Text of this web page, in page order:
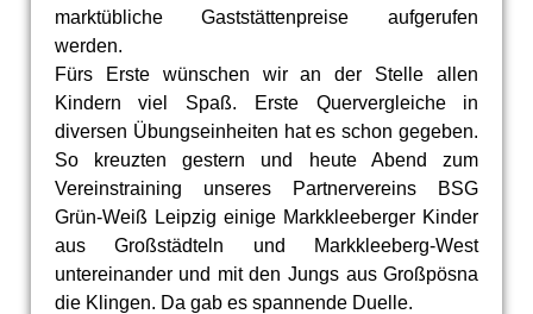
marktübliche Gaststättenpreise aufgerufen
werden.
Fürs Erste wünschen wir an der Stelle allen
Kindern viel Spaß. Erste Quervergleiche in
diversen Übungseinheiten hat es schon gegeben.
So kreuzten gestern und heute Abend zum
Vereinstraining unseres Partnervereins BSG
Grün-Weiß Leipzig einige Markkleeberger Kinder
aus Großstädteln und Markkleeberg-West
untereinander und mit den Jungs aus Großpösna
die Klingen. Da gab es spannende Duelle.